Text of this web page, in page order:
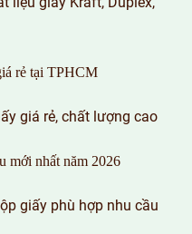
rẻ tại TPHCM
mới nhất năm 2026